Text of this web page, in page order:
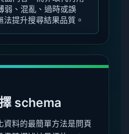
弱、混亂、過時或誤
提升搜尋結果品質。
schema
資料的最簡單方法是問頁